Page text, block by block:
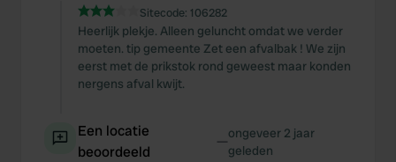
Sitecode: 106282
Heerlijk plekje. Alleen geluncht omdat we verder
moeten. tip gemeente Zet een afvalbak ! We zijn
eerst met de prikstok rond geweest maar konden
nergens afval kwijt.
Een locatie
beoordeeld
—ongeveer 2 jaar
geleden